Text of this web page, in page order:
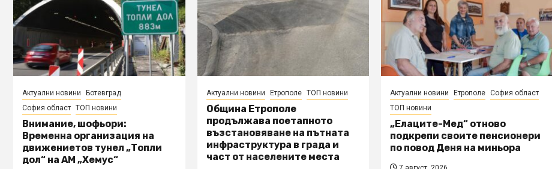
Актуални новини
Ботевград
София област ТОП новини
Внимание, шофьори:
Временна организация на
движениетов тунел „Топли
дол“ на АМ „Хемус“
Актуални новини Етрополе ТОП новини
Община Етрополе
продължава поетапното
възстановяване на пътната
инфраструктура в града и
част от населените места
Актуални новини Етрополе София област
ТОП новини
„Елаците-Мед“ отново
подкрепи своите пенсионери
по повод Деня на миньора